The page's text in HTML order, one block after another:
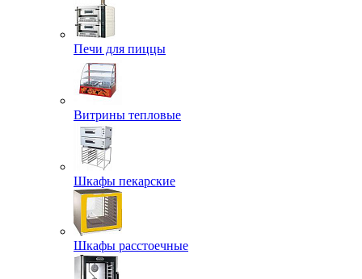
Печи для пиццы
Витрины тепловые
Шкафы пекарские
Шкафы расстоечные